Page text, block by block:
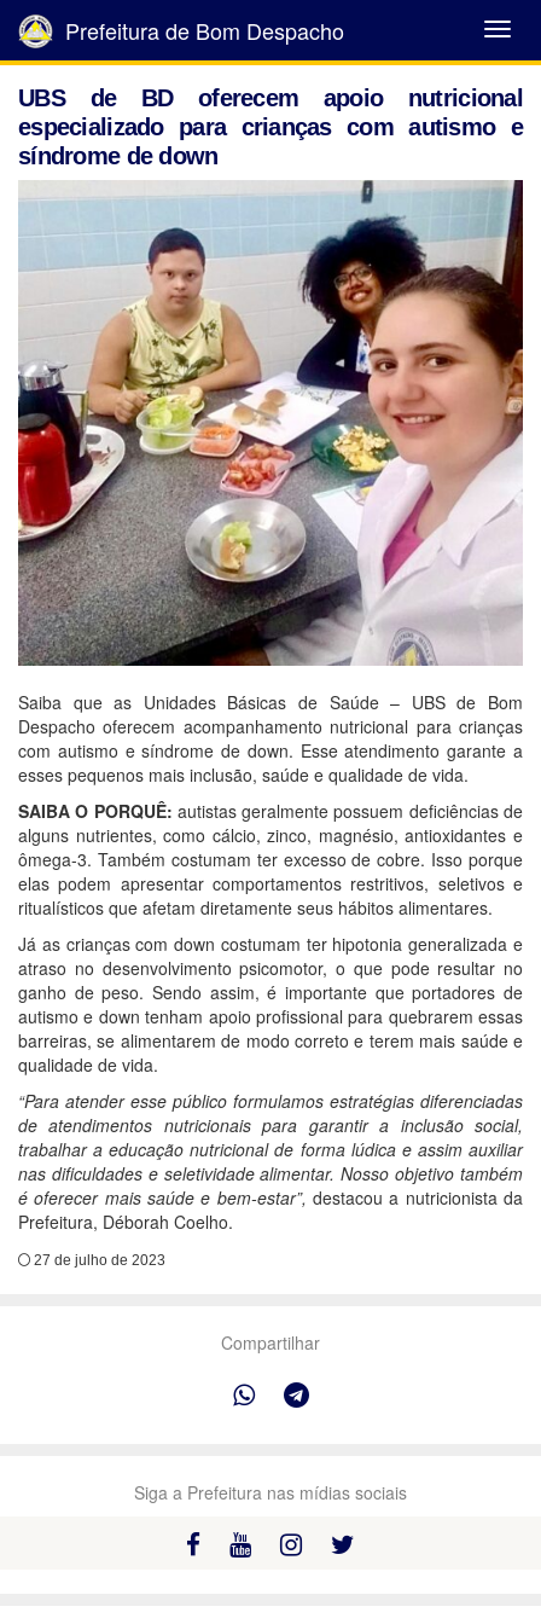
Abrir
Menu
Prefeitura de Bom Despacho
UBS de BD oferecem apoio nutricional
especializado para crianças com autismo e
síndrome de down
Saiba que as Unidades Básicas de Saúde – UBS de Bom
Despacho oferecem acompanhamento nutricional para crianças
com autismo e síndrome de down. Esse atendimento garante a
esses pequenos mais inclusão, saúde e qualidade de vida.
SAIBA O PORQUÊ: autistas geralmente possuem deficiências de
alguns nutrientes, como cálcio, zinco, magnésio, antioxidantes e
ômega-3. Também costumam ter excesso de cobre. Isso porque
elas podem apresentar comportamentos restritivos, seletivos e
ritualísticos que afetam diretamente seus hábitos alimentares.
Já as crianças com down costumam ter hipotonia generalizada e
atraso no desenvolvimento psicomotor, o que pode resultar no
ganho de peso. Sendo assim, é importante que portadores de
autismo e down tenham apoio profissional para quebrarem essas
barreiras, se alimentarem de modo correto e terem mais saúde e
qualidade de vida.
“Para atender esse público formulamos estratégias diferenciadas
de atendimentos nutricionais para garantir a inclusão social,
trabalhar a educação nutricional de forma lúdica e assim auxiliar
nas dificuldades e seletividade alimentar. Nosso objetivo também
é oferecer mais saúde e bem-estar”, destacou a nutricionista da
Prefeitura, Déborah Coelho.
27 de julho de 2023
Compartilhar
Siga a Prefeitura nas mídias sociais